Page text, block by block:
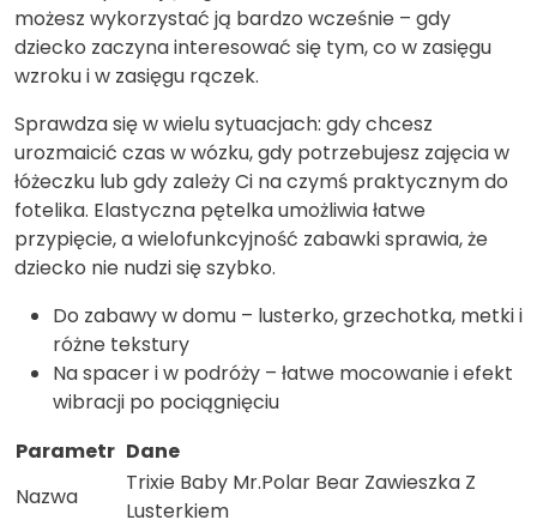
możesz wykorzystać ją bardzo wcześnie – gdy
dziecko zaczyna interesować się tym, co w zasięgu
wzroku i w zasięgu rączek.
Sprawdza się w wielu sytuacjach: gdy chcesz
urozmaicić czas w wózku, gdy potrzebujesz zajęcia w
łóżeczku lub gdy zależy Ci na czymś praktycznym do
fotelika. Elastyczna pętelka umożliwia łatwe
przypięcie, a wielofunkcyjność zabawki sprawia, że
dziecko nie nudzi się szybko.
Do zabawy w domu – lusterko, grzechotka, metki i
różne tekstury
Na spacer i w podróży – łatwe mocowanie i efekt
wibracji po pociągnięciu
Parametr Dane
Nazwa
Trixie Baby Mr.Polar Bear Zawieszka Z
Lusterkiem